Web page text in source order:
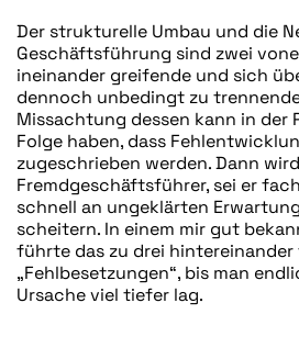
Der strukturelle Umbau und die
Geschäftsführung sind zwei
ineinander greifende und sich
dennoch unbedingt zu
Missachtung dessen kann in der
Folge haben, dass
zugeschrieben werden. Dann
Fremdgeschäftsführer, sei er
schnell an ungeklärten
scheitern. In einem mir gut
führte das zu drei
„Fehlbesetzungen“, bis man
Ursache viel tiefer lag.